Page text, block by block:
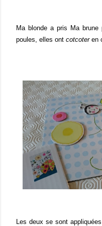
Ma blonde a pris Ma brune
poules, elles ont cotcoteren
Les deux se sont